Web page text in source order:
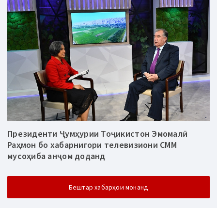
Президенти Ҷумҳурии Тоҷикистон Эмомалӣ
Раҳмон бо хабарнигори телевизиони СММ
мусоҳиба анҷом доданд
Бештар хабарҳои монанд